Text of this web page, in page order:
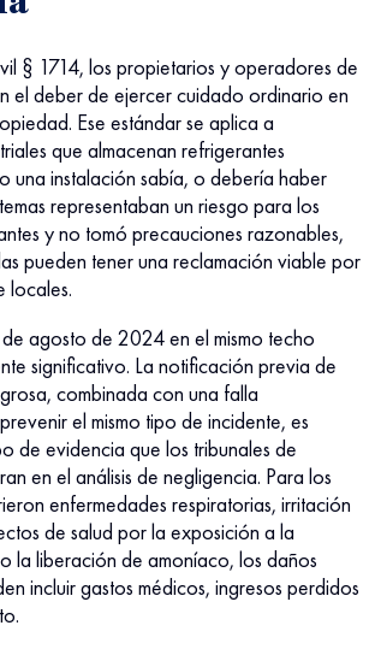
§ 1714, los propietarios y operadores de
el deber de ejercer cuidado ordinario en
Ese estándar se aplica a
que almacenan refrigerantes
una instalación sabía, o debería haber
representaban un riesgo para los
y no tomó precauciones razonables,
pueden tener una reclamación viable por
locales.
agosto de 2024 en el mismo techo
significativo. La notificación previa de
combinada con una falla
el mismo tipo de incidente, es
de evidencia que los tribunales de
en el análisis de negligencia. Para los
enfermedades respiratorias, irritación
de salud por la exposición a la
la liberación de amoníaco, los daños
incluir gastos médicos, ingresos perdidos